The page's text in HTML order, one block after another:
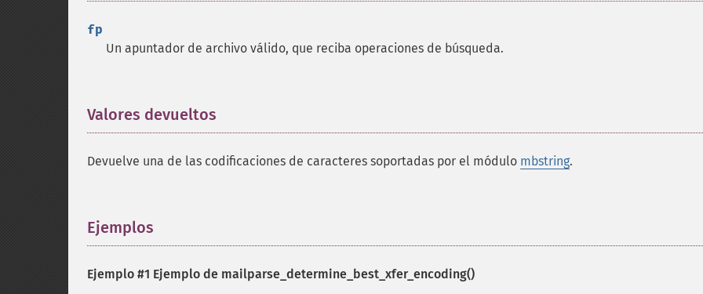
fp
Un apuntador de archivo válido, que reciba operaciones de búsqueda.
Valores devueltos
Devuelve una de las codificaciones de caracteres soportadas por el módulo mbstring.
Ejemplos
Ejemplo #1 Ejemplo de mailparse_determine_best_xfer_encoding()